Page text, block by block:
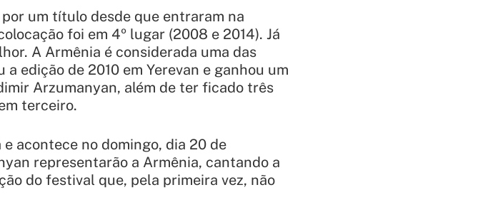
um título desde que entraram na
foi em 4º lugar (2008 e 2014). Já
A Armênia é considerada uma das
edição de 2010 em Yerevan e ganhou um
Arzumanyan, além de ter ficado três
terceiro.
acontece no domingo, dia 20 de
representarão a Armênia, cantando a
do festival que, pela primeira vez, não